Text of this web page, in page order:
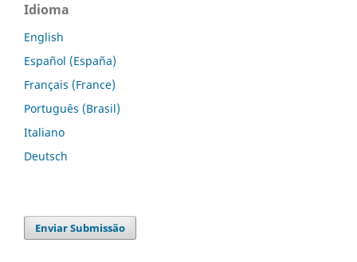
Idioma
English
Español (España)
Français (France)
Português (Brasil)
Italiano
Deutsch
Enviar Submissão